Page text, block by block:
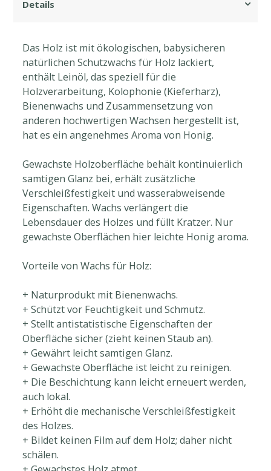
Das Holz ist mit ökologischen, babysicheren
natürlichen Schutzwachs für Holz lackiert,
enthält Leinöl, das speziell für die
Holzverarbeitung, Kolophonie (Kieferharz),
Bienenwachs und Zusammensetzung von
anderen hochwertigen Wachsen hergestellt ist,
hat es ein angenehmes Aroma von Honig.
Gewachste Holzoberfläche behält kontinuierlich
samtigen Glanz bei, erhält zusätzliche
Verschleißfestigkeit und wasserabweisende
Eigenschaften. Wachs verlängert die
Lebensdauer des Holzes und füllt Kratzer. Nur
gewachste Oberflächen hier leichte Honig aroma.
Vorteile von Wachs für Holz:
+ Naturprodukt mit Bienenwachs.
+ Schützt vor Feuchtigkeit und Schmutz.
+ Stellt antistatistische Eigenschaften der
Oberfläche sicher (zieht keinen Staub an).
+ Gewährt leicht samtigen Glanz.
+ Gewachste Oberfläche ist leicht zu reinigen.
+ Die Beschichtung kann leicht erneuert werden,
auch lokal.
+ Erhöht die mechanische Verschleißfestigkeit
des Holzes.
+ Bildet keinen Film auf dem Holz; daher nicht
schälen.